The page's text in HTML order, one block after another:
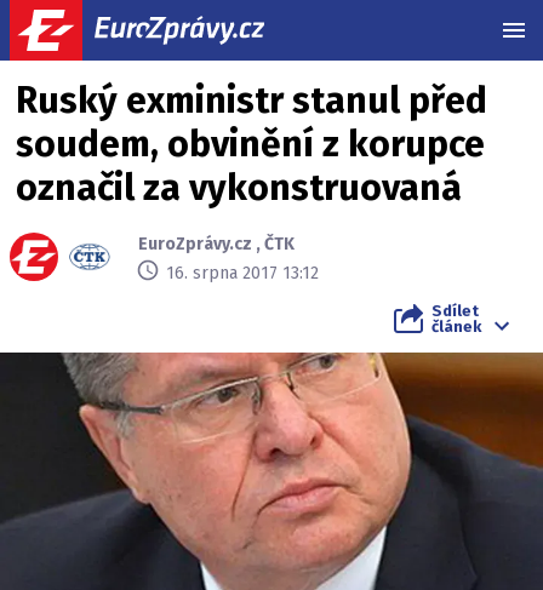
Ruský exministr stanul před
soudem, obvinění z korupce
označil za vykonstruovaná
EuroZprávy.cz ,ČTK
16. srpna 2017 13:12
Sdílet
článek